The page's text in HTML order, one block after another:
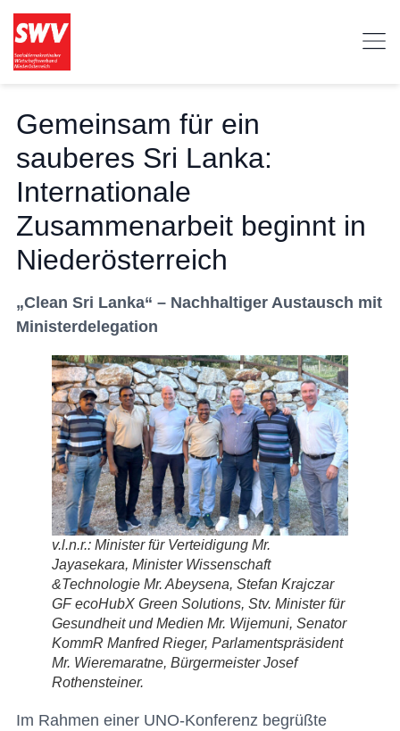
Gemeinsam für ein
sauberes Sri Lanka:
Internationale
Zusammenarbeit beginnt in
Niederösterreich
„Clean Sri Lanka“ – Nachhaltiger Austausch mit
Ministerdelegation
v.l.n.r.: Minister für Verteidigung Mr.
Jayasekara, Minister Wissenschaft
&Technologie Mr. Abeysena, Stefan Krajczar
GF ecoHubX Green Solutions, Stv. Minister für
Gesundheit und Medien Mr. Wijemuni, Senator
KommR Manfred Rieger, Parlamentspräsident
Mr. Wieremaratne, Bürgermeister Josef
Rothensteiner.
Im Rahmen einer UNO-Konferenz begrüßte